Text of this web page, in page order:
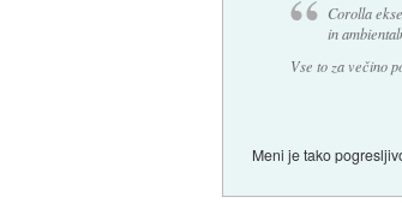
Corolla
in
Vse to za večino
Meni je tako